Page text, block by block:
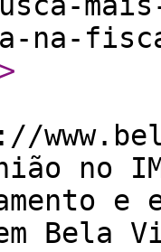
na-
>
no
Bela